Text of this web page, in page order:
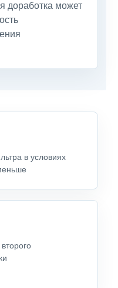
доработка может
в условиях